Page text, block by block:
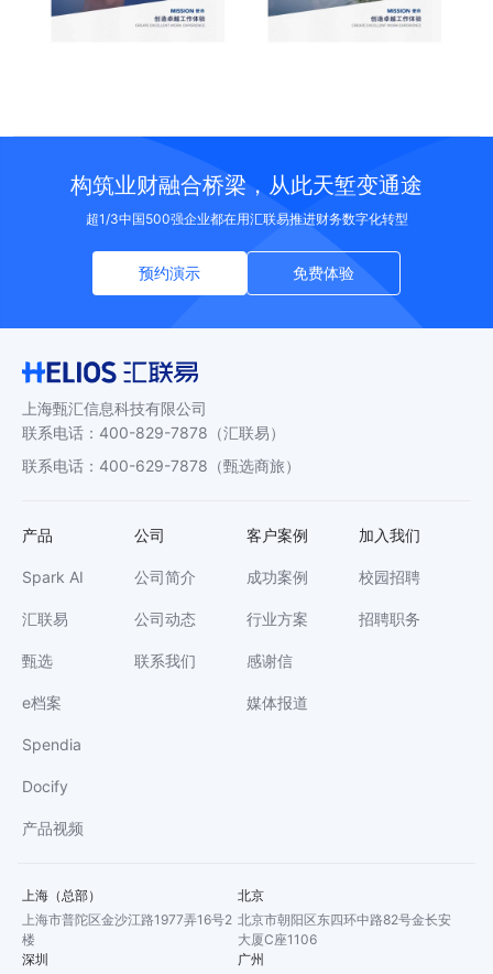
构筑业财融合桥梁，从此天堑变通途
超1/3中国500强企业都在用汇联易推进财务数字化转型
预约演示 免费体验
上海甄汇信息科技有限公司
联系电话 ： 400-829-7878 （汇联易）
联系电话 ： 400-629-7878 （甄选商旅）
产品
Spark AI
汇联易
甄选
e档案
Spendia
Docify
产品视频
公司
公司简介
公司动态
联系我们
客户案例
成功案例
行业方案
感谢信
媒体报道
加入我们
校园招聘
招聘职务
上海（总部）
上海市普陀区金沙江路1977弄16号2
楼
北京
北京市朝阳区东四环中路82号金长安
大厦C座1106
深圳
广州